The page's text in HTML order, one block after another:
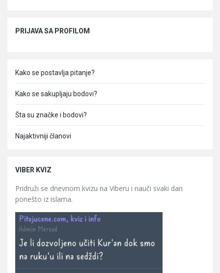
PRIJAVA SA PROFILOM
Kako se postavlja pitanje?
Kako se sakupljaju bodovi?
Šta su značke i bodovi?
Najaktivniji članovi
VIBER KVIZ
Pridruži se dnevnom kvizu na Viberu i nauči svaki dan
ponešto iz islama.